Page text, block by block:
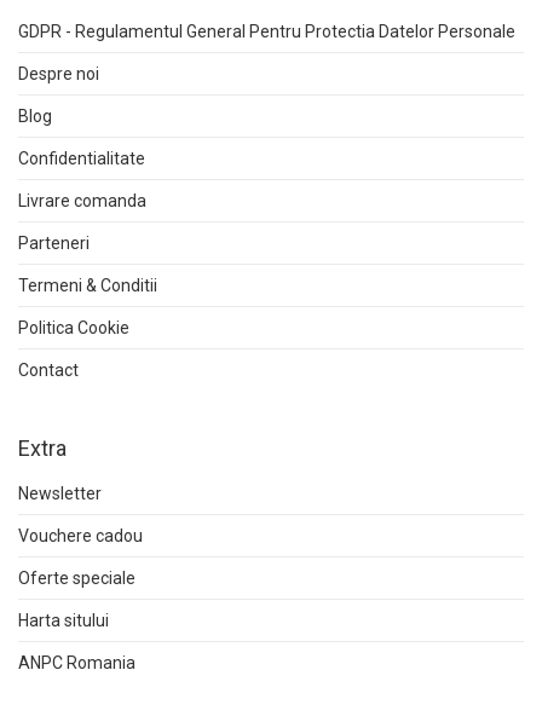
GDPR - Regulamentul General Pentru Protectia Datelor Personale
Despre noi
Blog
Confidentialitate
Livrare comanda
Parteneri
Termeni & Conditii
Politica Cookie
Contact
Extra
Newsletter
Vouchere cadou
Oferte speciale
Harta sitului
ANPC Romania